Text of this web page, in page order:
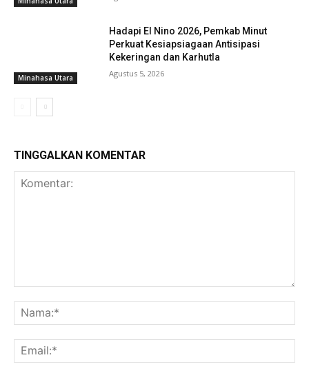
Minahasa Utara
Hadapi El Nino 2026, Pemkab Minut
Perkuat Kesiapsiagaan Antisipasi
Kekeringan dan Karhutla
Agustus 5, 2026
TINGGALKAN KOMENTAR